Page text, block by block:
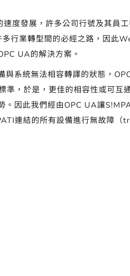
速度發展，許多公司行號及其員
行業轉型間的必經之路，因此
UA的解決方案。
與系統無法相容轉譯的狀態，
準，於是，更佳的相容性或可互
。因此我們經由OPC UA讓
連結的所有設備進行無故障